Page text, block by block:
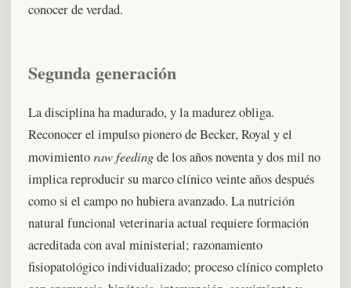
conocer de verdad.
Segunda generación
La disciplina ha madurado, y la madurez obliga.
Reconocer el impulso pionero de Becker, Royal y el
movimientoraw feedingde los años noventa y dos mil no
implica reproducir su marco clínico veinte años después
como si el campo no hubiera avanzado. La nutrición
natural funcional veterinaria actual requiere formación
acreditada con aval ministerial; razonamiento
fisiopatológico individualizado; proceso clínico completo